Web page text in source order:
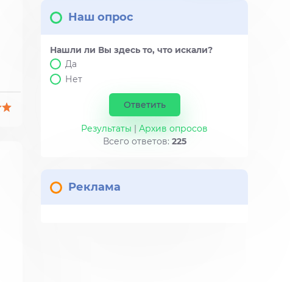
Наш опрос
Нашли ли Вы здесь то, что искали?
Да
Нет
Результаты | Архив опросов
Всего ответов: 225
Реклама